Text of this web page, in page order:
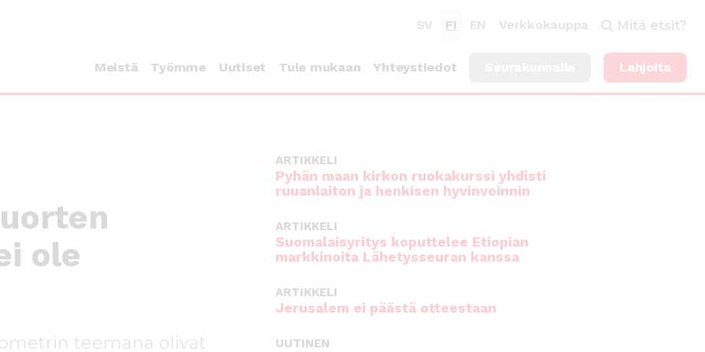
SV FI EN Verkkokauppa Mitä etsit?
Meistä Työmme Uutiset Tule mukaan Yhteystiedot Lahjoita
ole
teemana olivat
ARTIKKELI
Pyhän maan kirkon ruokakurssi yhdisti
ruuanlaiton ja henkisen hyvinvoinnin
ARTIKKELI
Suomalaisyritys koputtelee Etiopian
markkinoita Lähetysseuran kanssa
ARTIKKELI
Jerusalem ei päästä otteestaan
UUTINEN